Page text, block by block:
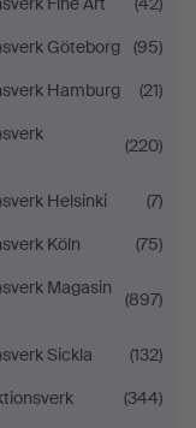
Göteborg
(95)
Hamburg
(21)
(220)
Helsinki
(7)
Köln
(75)
Magasin
(897)
Sickla
(132)
(344)